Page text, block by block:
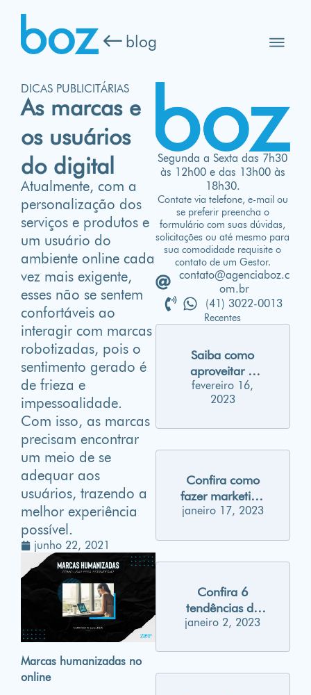
blog
DICAS PUBLICITÁRIAS
As marcas e
os usuários
do digital
Atualmente, com a
personalização dos
serviços e produtos e
um usuário do
ambiente online cada
vez mais exigente,
esses não se sentem
confortáveis ao
interagir com marcas
robotizadas, pois o
sentimento gerado é
de frieza e
impessoalidade.
Com isso, as marcas
precisam encontrar
um meio de se
adequar aos
usuários, trazendo a
melhor experiência
possível.
junho 22, 2021
Marcas humanizadas no
online
Segunda a Sexta das 7h30
às 12h00 e das 13h00 às
18h30.
Contate via telefone, e-mail ou
se preferir preencha o
formulário com suas dúvidas,
solicitações ou até mesmo para
sua comodidade requisite o
contato de um Gestor.
contato@agenciaboz.c
om.br
(41) 3022-0013
Recentes
Saiba como
aproveitar o
carnaval para
gerar
sociais
fevereiro 16,
2023
Confira como
fazer marketing
para Millennials
janeiro 17, 2023
Confira 6
tendências de
marketing para
janeiro 2, 2023